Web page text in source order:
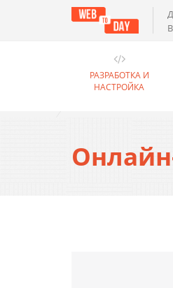
РАЗРАБОТКА И
НАСТРОЙКА